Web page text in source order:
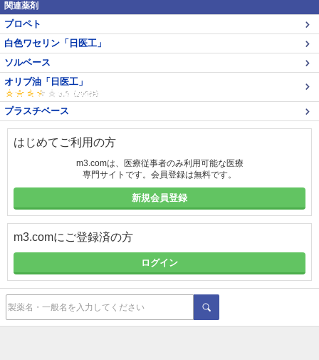
関連薬剤
プロペト
白色ワセリン「日医工」
ソルベース
オリブ油「日医工」
プラスチベース
はじめてご利用の方
m3.comは、医療従事者のみ利用可能な医療
専門サイトです。会員登録は無料です。
新規会員登録
m3.comにご登録済の方
ログイン